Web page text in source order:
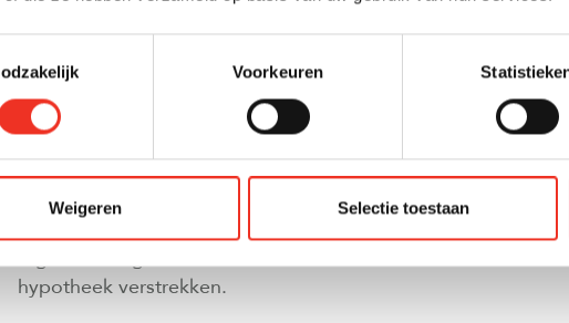
Voorkeuren
Weigeren Selectie toestaan
De hoogte van de bijdrage verschilt per complex, afhankelijk
gebouw en de voorzieningen.
ACTIEF OF SLAPEND?
Een actieve VvE heeft een bestuur, houdt vergaderingen,
sluit de nodige verzekeringen af. Een slapende VvE doet dit
slapende VvE is er vaak geen geld gereserveerd voor
verkoop of bij grote gebreken problemen kan opleveren.
tegenwoordig vaak als eis dat een VvE aantoonbaar actief is
hypotheek verstrekken.